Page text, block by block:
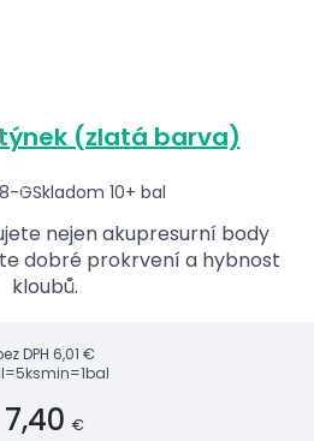
(zlatá barva)
GSkladom 10+ bal
nejen akupresurní body
dobré prokrvení a hybnost
kloubů.
DPH 6,01 €
min=1bal
7,40 €